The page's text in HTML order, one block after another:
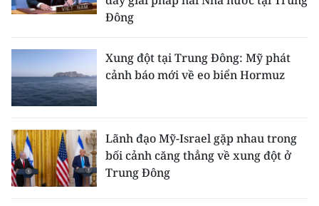
Đông
Xung đột tại Trung Đông: Mỹ phát
cảnh báo mới về eo biển Hormuz
Lãnh đạo Mỹ-Israel gặp nhau trong
bối cảnh căng thẳng về xung đột ở
Trung Đông